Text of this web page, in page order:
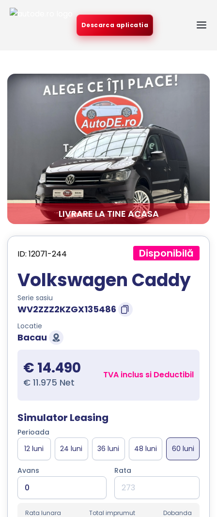
Descarca aplicatia
LIVRARE LA TINE ACASA
ID: 12071-244 Disponibilă
Volkswagen Caddy
Serie sasiu
WV2ZZZ2KZGX135486
Locatie
Bacau
€ 14.490
€ 11.975 Net
TVA inclus si Deductibil
Simulator Leasing
Perioada
Avans Rata
Rata lunara Total imprumut Dobanda